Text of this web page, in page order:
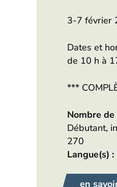
3-7 février
Dates et
de 10 h à
***
Nombre
Débutant,
270
Langue(s) :
en